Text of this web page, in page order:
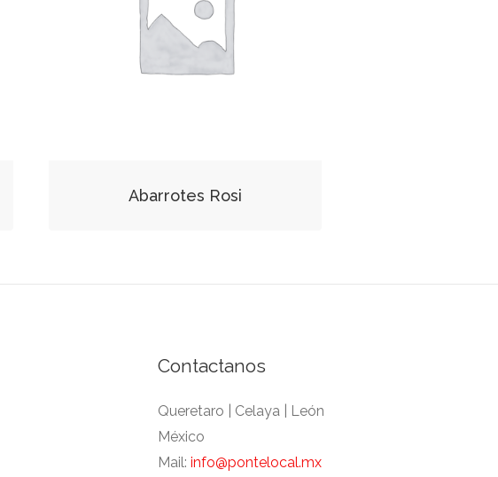
Abarrotes Rosi
Contactanos
Queretaro | Celaya | León
México
Mail: info@pontelocal.mx